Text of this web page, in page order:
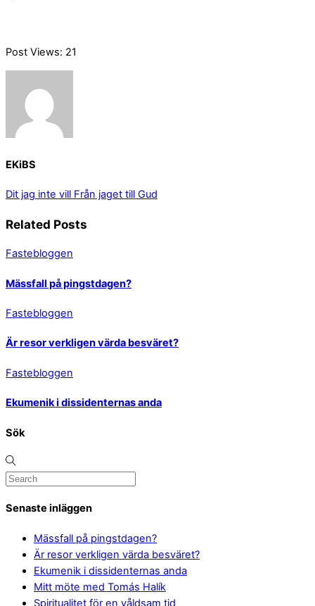
Post Views: 21
EKiBS
Dit jag inte vill Från jaget till Gud
Related Posts
Fastebloggen
Mässfall på pingstdagen?
Fastebloggen
Är resor verkligen värda besväret?
Fastebloggen
Ekumenik i dissidenternas anda
Sök
Senaste inläggen
Mässfall på pingstdagen?
Är resor verkligen värda besväret?
Ekumenik i dissidenternas anda
Mitt möte med Tomás Halík
Spiritualitet för en våldsam tid